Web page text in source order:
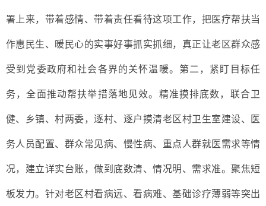
署上来，带着感情、带着责任看待这项工作，把医疗帮扶当
作惠民生、暖民心的实事好事抓实抓细，真正让老区群众感
受到党委政府和社会各界的关怀温暖。第二，紧盯目标任
务，全面推动帮扶举措落地见效。精准摸排底数，联合卫
健、乡镇、村两委，逐村、逐户摸清老区村卫生室建设、医
务人员配置、群众常见病、慢性病、重点人群就医需求等情
况，建立详实台账，做到底数清、情况明、需求准。聚焦短
板发力。 针对老区村看病远、看病难、基础诊疗薄弱等突出